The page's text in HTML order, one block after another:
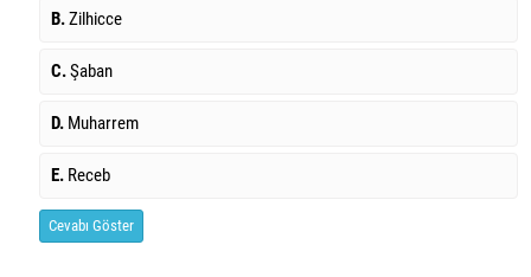
B.Zilhicce
C.Şaban
D. Muharrem
E. Receb
Cevabı Göster